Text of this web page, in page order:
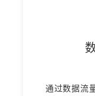
通过数据流